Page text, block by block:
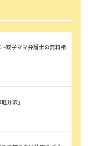
~双子ママ弁護士の無料相
井沢』